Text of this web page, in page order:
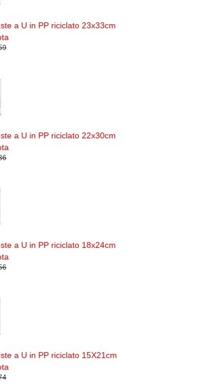
a U in PP riciclato 23x33cm
a U in PP riciclato 22x30cm
a U in PP riciclato 18x24cm
a U in PP riciclato 15X21cm